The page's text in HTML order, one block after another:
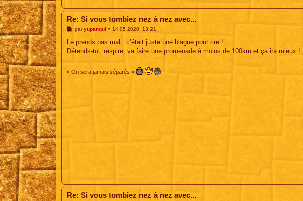
Re: Si vous tombiez nez à nez avec...
M
s
a
paryupanqui » 14 05 2020, 13:21
Le prends pas mal : c’était juste une blague pour rire !
Détends-toi, respire, va faire une promenade à moins de 100km et ça ira mieux !
« On sera jamais séparés »
Re: Si vous tombiez nez à nez avec...